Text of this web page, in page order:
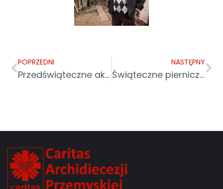
POPRZEDNI
Przedświąteczne akcje i inicjatywy wsparcia
NASTĘPNY
Świąteczne pierniczki dla Ukrainy